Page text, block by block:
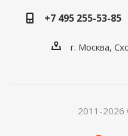
+7 495 255-53-85
г. Москва,
2011-2026